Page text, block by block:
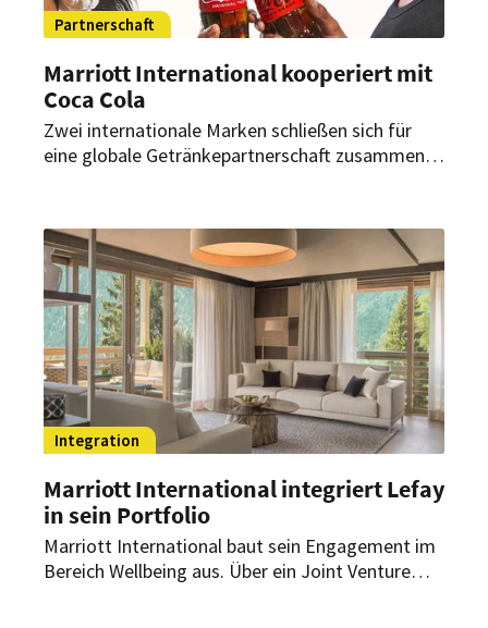
Partnerschaft
Marriott International kooperiert mit
Coca Cola
Zwei internationale Marken schließen sich für
eine globale Getränkepartnerschaft zusammen.
Integration
Marriott International integriert Lefay
in sein Portfolio
Marriott International baut sein Engagement im
Bereich Wellbeing aus. Über ein Joint Venture